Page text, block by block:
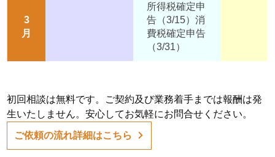
3
月
所得税確定申
告（3/15）消
費税確定申告
（3/31）
初回相談は無料です。ご契約及び業務着手までは報酬は発
生いたしません。安心してお気軽にお問合せください。
ご依頼の流れ詳細はこちら